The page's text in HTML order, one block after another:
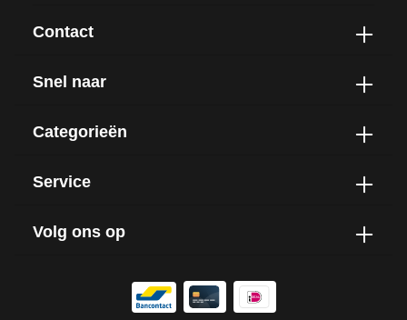
Contact
Snel naar
Categorieën
Service
Volg ons op